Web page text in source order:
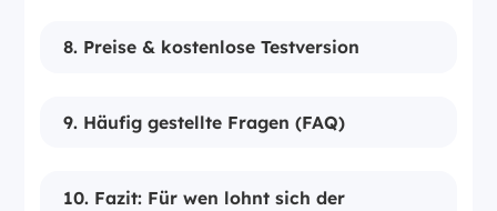
8. Preise & kostenlose Testversion
9. Häufig gestellte Fragen (FAQ)
10. Fazit: Für wen lohnt sich der